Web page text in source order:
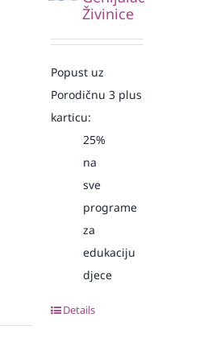
Živinice
Popust uz
Porodičnu 3 plus
karticu:
25%
na
sve
programe
za
edukaciju
djece
Details